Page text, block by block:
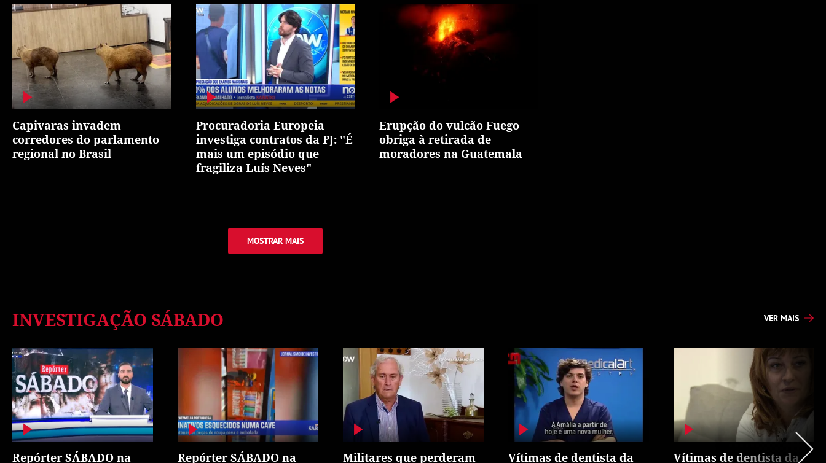
Capivaras invadem
corredores do parlamento
regional no Brasil
Procuradoria Europeia
investiga contratos da PJ: "É
mais um episódio que
fragiliza Luís Neves"
Erupção do vulcão Fuego
obriga à retirada de
moradores na Guatemala
MOSTRAR MAIS
INVESTIGAÇÃO SÁBADO VER MAIS
Repórter SÁBADO na Repórter SÁBADO na Militares que perderam Vítimas de dentista da Vítimas de dentista da